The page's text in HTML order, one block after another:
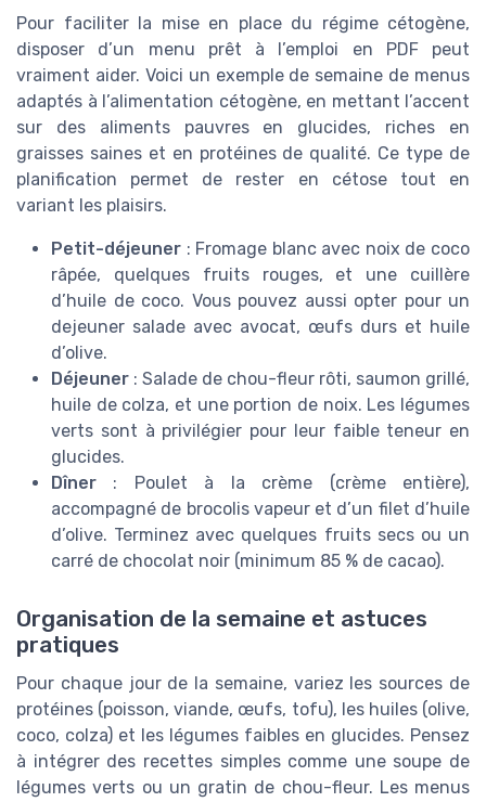
Pour faciliter la mise en place du régime cétogène,
disposer d’un menu prêt à l’emploi en PDF peut
vraiment aider. Voici un exemple de semaine de menus
adaptés à l’alimentation cétogène, en mettant l’accent
sur des aliments pauvres en glucides, riches en
graisses saines et en protéines de qualité. Ce type de
planification permet de rester en cétose tout en
variant les plaisirs.
Petit-déjeuner : Fromage blanc avec noix de coco
râpée, quelques fruits rouges, et une cuillère
d’huile de coco. Vous pouvez aussi opter pour un
dejeuner salade avec avocat, œufs durs et huile
d’olive.
Déjeuner : Salade de chou-fleur rôti, saumon grillé,
huile de colza, et une portion de noix. Les légumes
verts sont à privilégier pour leur faible teneur en
glucides.
Dîner : Poulet à la crème (crème entière),
accompagné de brocolis vapeur et d’un filet d’huile
d’olive. Terminez avec quelques fruits secs ou un
carré de chocolat noir (minimum 85 % de cacao).
Organisation de la semaine et astuces
pratiques
Pour chaque jour de la semaine, variez les sources de
protéines (poisson, viande, œufs, tofu), les huiles (olive,
coco, colza) et les légumes faibles en glucides. Pensez
à intégrer des recettes simples comme une soupe de
légumes verts ou un gratin de chou-fleur. Les menus